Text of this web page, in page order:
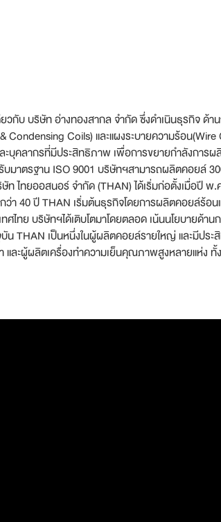
กับ บริษัท อ่างทองสากล จำกัด ซึ่งดำเนินธุรกิจ ด้า
Coils) และแผงระบายความร้อน
ะบุคลากรที่มีประสิทธิภาพ เพื่อการขยายกำลังการ
มาตรฐาน ISO 9001 บริษัทฯสามารถผลิตคอยล์
ไทยออสนอร์ จำกัด (THAN) ได้เริ่มก่อตั้งเมื่อปี
า 40 ปี THAN เริ่มต้นธุรกิจโดยการผลิตคอยล์ร้อ
ไทย บริษัทฯได้เติบโตมาโดยตลอด เน้นนโยบายด้
THAN เป็นหนึ่งในผู้ผลิตคอยล์รายใหญ่ และมีประ
ผู้ผลิตเครื่องทำความเย็นคุณภาพสูงหลายแห่ง ทั้งใ